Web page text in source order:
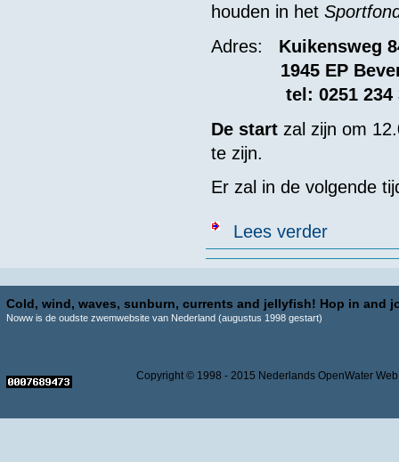
houden in het
Adres: Kuikensweg
1945 EP
tel: 0251 234
De startzal zijn om
te zijn.
Er zal in de volgende
Lees verderover 100 x
Cold, wind, waves, sunburn, currents and jellyfish! Hop in and
Noww is de oudste zwemwebsite van Nederland (augustus 1998 gestart)
Copyright © 1998 - 2015 Nederlands OpenWater